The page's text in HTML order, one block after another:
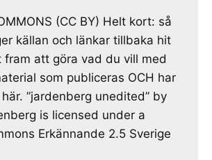
(CC BY) Helt kort: så
källan och länkar tillbaka hit
att göra vad du vill med
som publiceras OCH har
”jardenberg unedited” by
is licensed under a
Erkännande 2.5 Sverige